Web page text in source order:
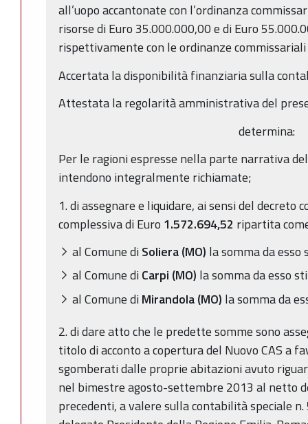
all’uopo accantonate con l’ordinanza
risorse di Euro 35.000.000,00 e di Euro
rispettivamente con le ordinanze
Accertata la disponibilità finanziaria sulla
Attestata la regolarità amministrativa del
determina:
Per le ragioni espresse nella parte narrativa
intendono integralmente richiamate;
1. di assegnare e liquidare, ai sensi del decreto
complessiva di Euro 1.572.694,52 ripartita
al Comune diSoliera (MO) la somma da
al Comune diCarpi (MO) la somma da esso
al Comune diMirandola (MO) la somma da
2. di dare atto che le predette somme sono
titolo di acconto a copertura del Nuovo CAS a
sgomberati dalle proprie abitazioni avuto
nel bimestre agosto-settembre 2013 al netto
precedenti, a valere sulla contabilità speciale